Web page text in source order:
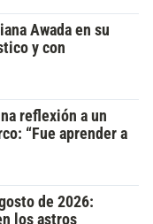
Awada en su
y con
reflexión a un
“Fue aprender a
de 2026:
los astros